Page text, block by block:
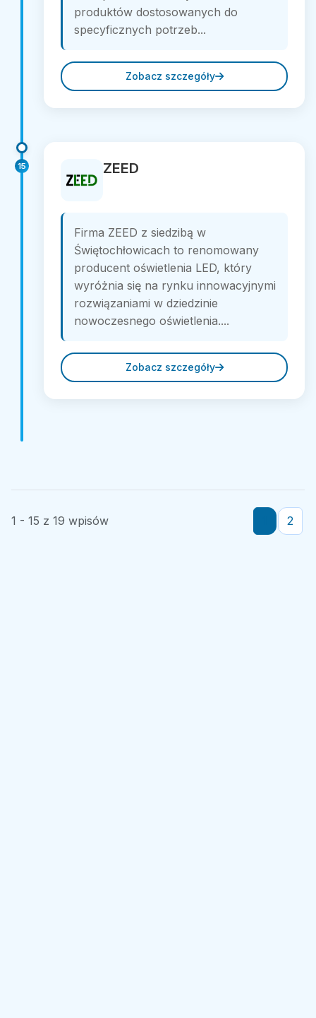
produktów dostosowanych do
specyficznych potrzeb...
Zobacz szczegóły
15 ZEED
Firma ZEED z siedzibą w
Świętochłowicach to renomowany
producent oświetlenia LED, który
wyróżnia się na rynku innowacyjnymi
rozwiązaniami w dziedzinie
nowoczesnego oświetlenia....
Zobacz szczegóły
1 - 15 z 19 wpisów 2